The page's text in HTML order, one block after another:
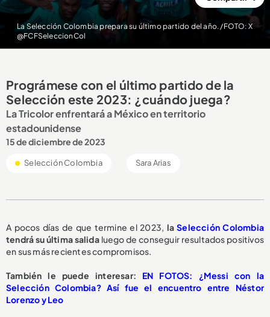
La Selección Colombia prepara su último partido del año. /FOTO: X
@FCFSeleccionCol
Prográmese con el último partido de la
Selección este 2023: ¿cuándo juega?
La Tricolor enfrentará a México en territorio
estadounidense
15 de diciembre de 2023
Selección Colombia Sara Arias
A pocos días de que termine el 2023, laSelección Colombia
tendrá su última salida luego de conseguir resultados positivos
en sus más recientes compromisos.
También le puede interesar: EN FOTOS: ¿Messi con la
Selección Colombia? Así fue el encuentro entre Néstor
Lorenzo y Leo